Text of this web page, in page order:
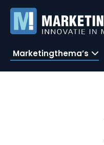
Marketingthema’s